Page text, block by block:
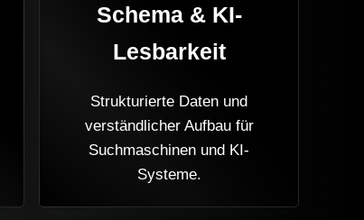
Schema & KI-
Lesbarkeit
Strukturierte Daten und
verständlicher Aufbau für
Suchmaschinen und KI-
Systeme.